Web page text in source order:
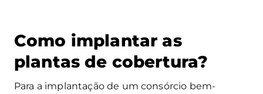
Como implantar as
plantas de cobertura?
Para a implantação de um consórcio bem-